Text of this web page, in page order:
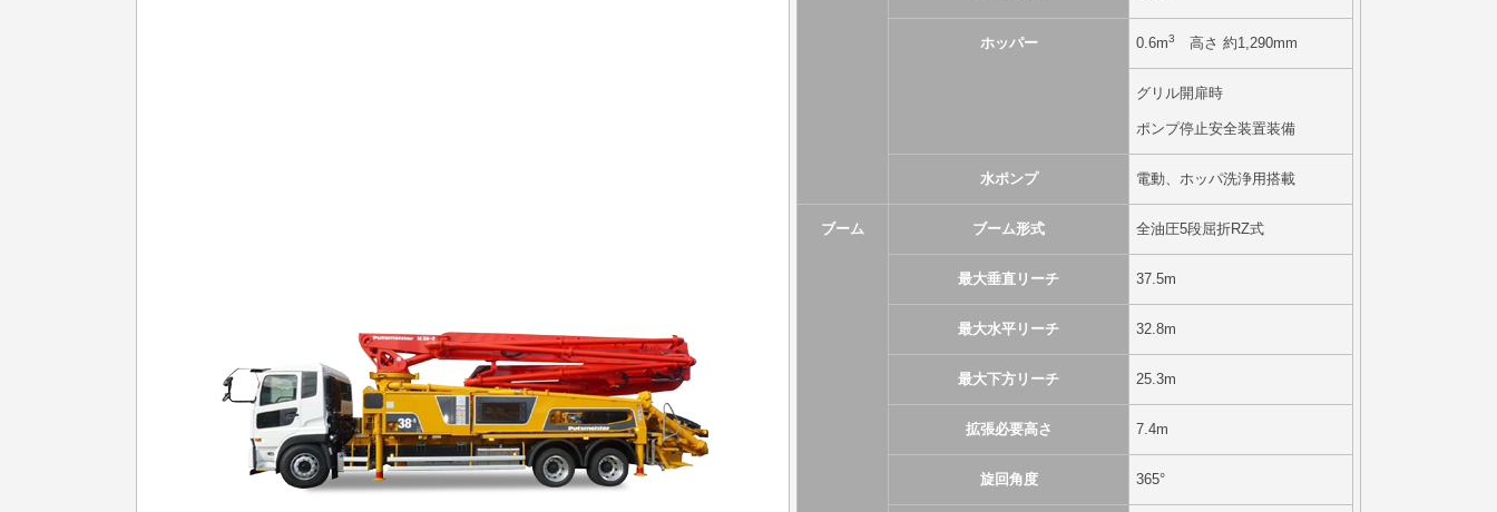
ホッパー 0.6m3 高さ 約1,290mm
グリル開扉時
ポンプ停止安全装置装備
水ポンプ 電動、ホッパ洗浄用搭載
ブーム ブーム形式 全油圧5段屈折RZ式
最大垂直リーチ 37.5m
最大水平リーチ 32.8m
最大下方リーチ 25.3m
拡張必要高さ 7.4m
旋回角度 365°